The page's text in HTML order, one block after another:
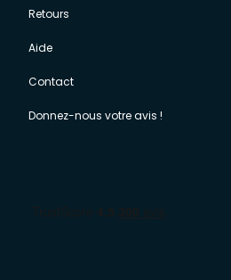
Retours
Aide
Contact
Donnez-nous votre avis !